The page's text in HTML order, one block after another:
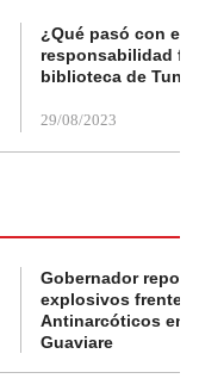
¿Qué pasó con el
responsabilidad
biblioteca de
29/08/2023
Gobernador
explosivos frente a
Antinarcóticos en
Guaviare